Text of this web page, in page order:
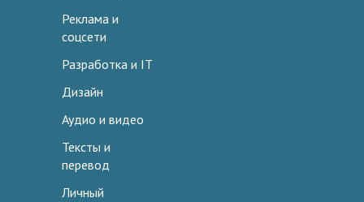
Реклама и
соцсети
Разработка и IT
Дизайн
Аудио и видео
Тексты и
перевод
Личный